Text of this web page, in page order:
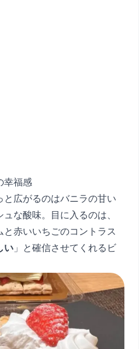
幸福感
広がるのはバニラの甘い
な酸味。目に入るのは、
赤いいちごのコントラス
い 」と確信させてくれるビ